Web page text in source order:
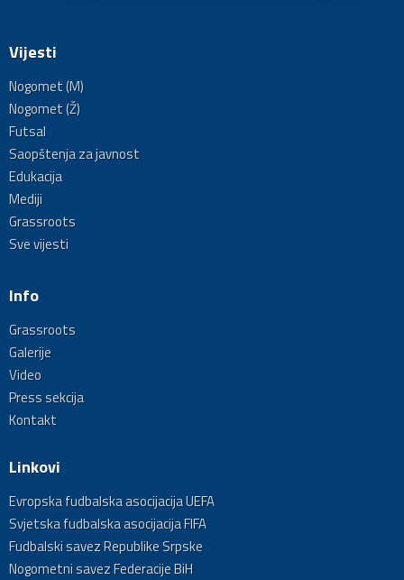
Vijesti
Nogomet (M)
Nogomet (Ž)
Futsal
Saopštenja za javnost
Edukacija
Mediji
Grassroots
Sve vijesti
Info
Grassroots
Galerije
Video
Press sekcija
Kontakt
Linkovi
Evropska fudbalska asocijacija UEFA
Svjetska fudbalska asocijacija FIFA
Fudbalski savez Republike Srpske
Nogometni savez Federacije BiH